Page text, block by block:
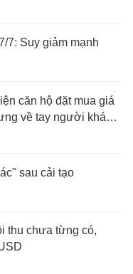
7: Suy giảm mạnh
căn hộ đặt mua giá
về tay người khác
sau cải tạo
thu chưa từng có,